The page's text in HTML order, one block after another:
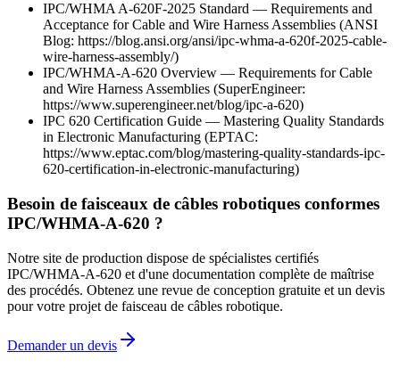
IPC/WHMA A-620F-2025 Standard — Requirements and
Acceptance for Cable and Wire Harness Assemblies (ANSI
Blog: https://blog.ansi.org/ansi/ipc-whma-a-620f-2025-cable-
wire-harness-assembly/)
IPC/WHMA-A-620 Overview — Requirements for Cable
and Wire Harness Assemblies (SuperEngineer:
https://www.superengineer.net/blog/ipc-a-620)
IPC 620 Certification Guide — Mastering Quality Standards
in Electronic Manufacturing (EPTAC:
https://www.eptac.com/blog/mastering-quality-standards-ipc-
620-certification-in-electronic-manufacturing)
Besoin de faisceaux de câbles robotiques conformes
IPC/WHMA-A-620 ?
Notre site de production dispose de spécialistes certifiés
IPC/WHMA-A-620 et d'une documentation complète de maîtrise
des procédés. Obtenez une revue de conception gratuite et un devis
pour votre projet de faisceau de câbles robotique.
Demander un devis